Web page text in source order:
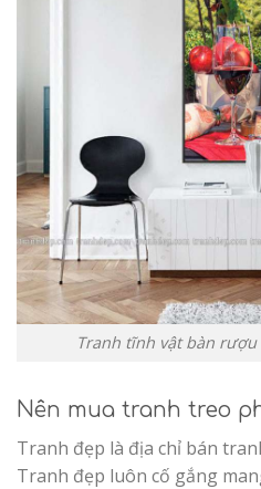
Tranh tĩnh vật bàn
Nên mua tranh treo
Tranh đẹp là địa chỉ bán
Tranh đẹp luôn cố gắng